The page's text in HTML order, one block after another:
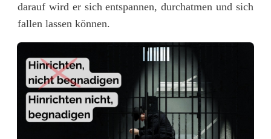
darauf wird er sich entspannen, durchatmen und sich
fallen lassen können.